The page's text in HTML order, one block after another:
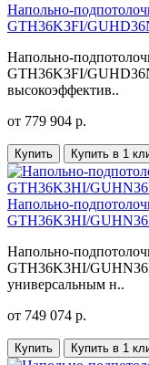
Напольно-
GTH36K3FI/
Напольно-
GTH36K3FI/
высокоэффектив..
от 779 904 р.
Купить Купить в 1
Напольно-
GTH36K3HI/
Напольно-
GTH36K3HI/
универсальным н..
от 749 074 р.
Купить Купить в 1